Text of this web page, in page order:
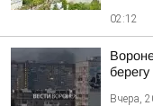
02:12
берегу
Вчера,